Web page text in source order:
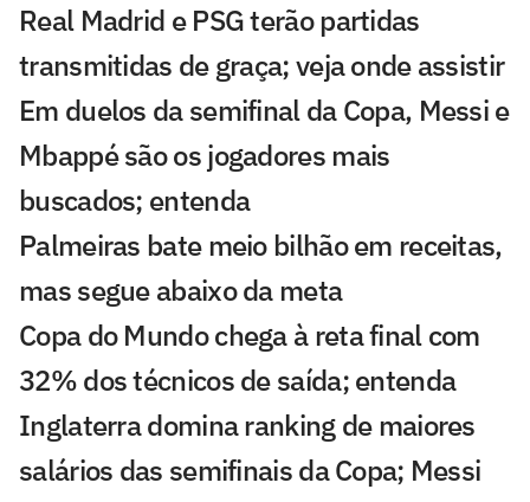
Real Madrid e PSG terão partidas
transmitidas de graça; veja onde assistir
Em duelos da semifinal da Copa, Messi e
Mbappé são os jogadores mais
buscados; entenda
Palmeiras bate meio bilhão em receitas,
mas segue abaixo da meta
Copa do Mundo chega à reta final com
32% dos técnicos de saída; entenda
Inglaterra domina ranking de maiores
salários das semifinais da Copa; Messi